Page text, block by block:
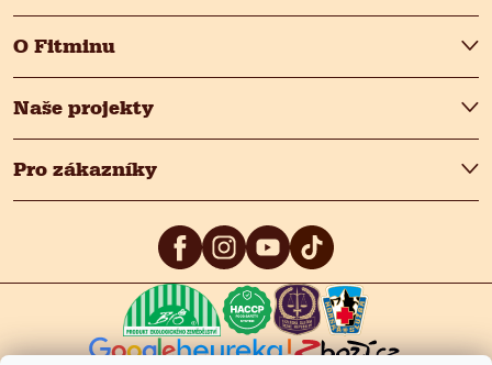
O Fitminu
Naše projekty
Pro zákazníky